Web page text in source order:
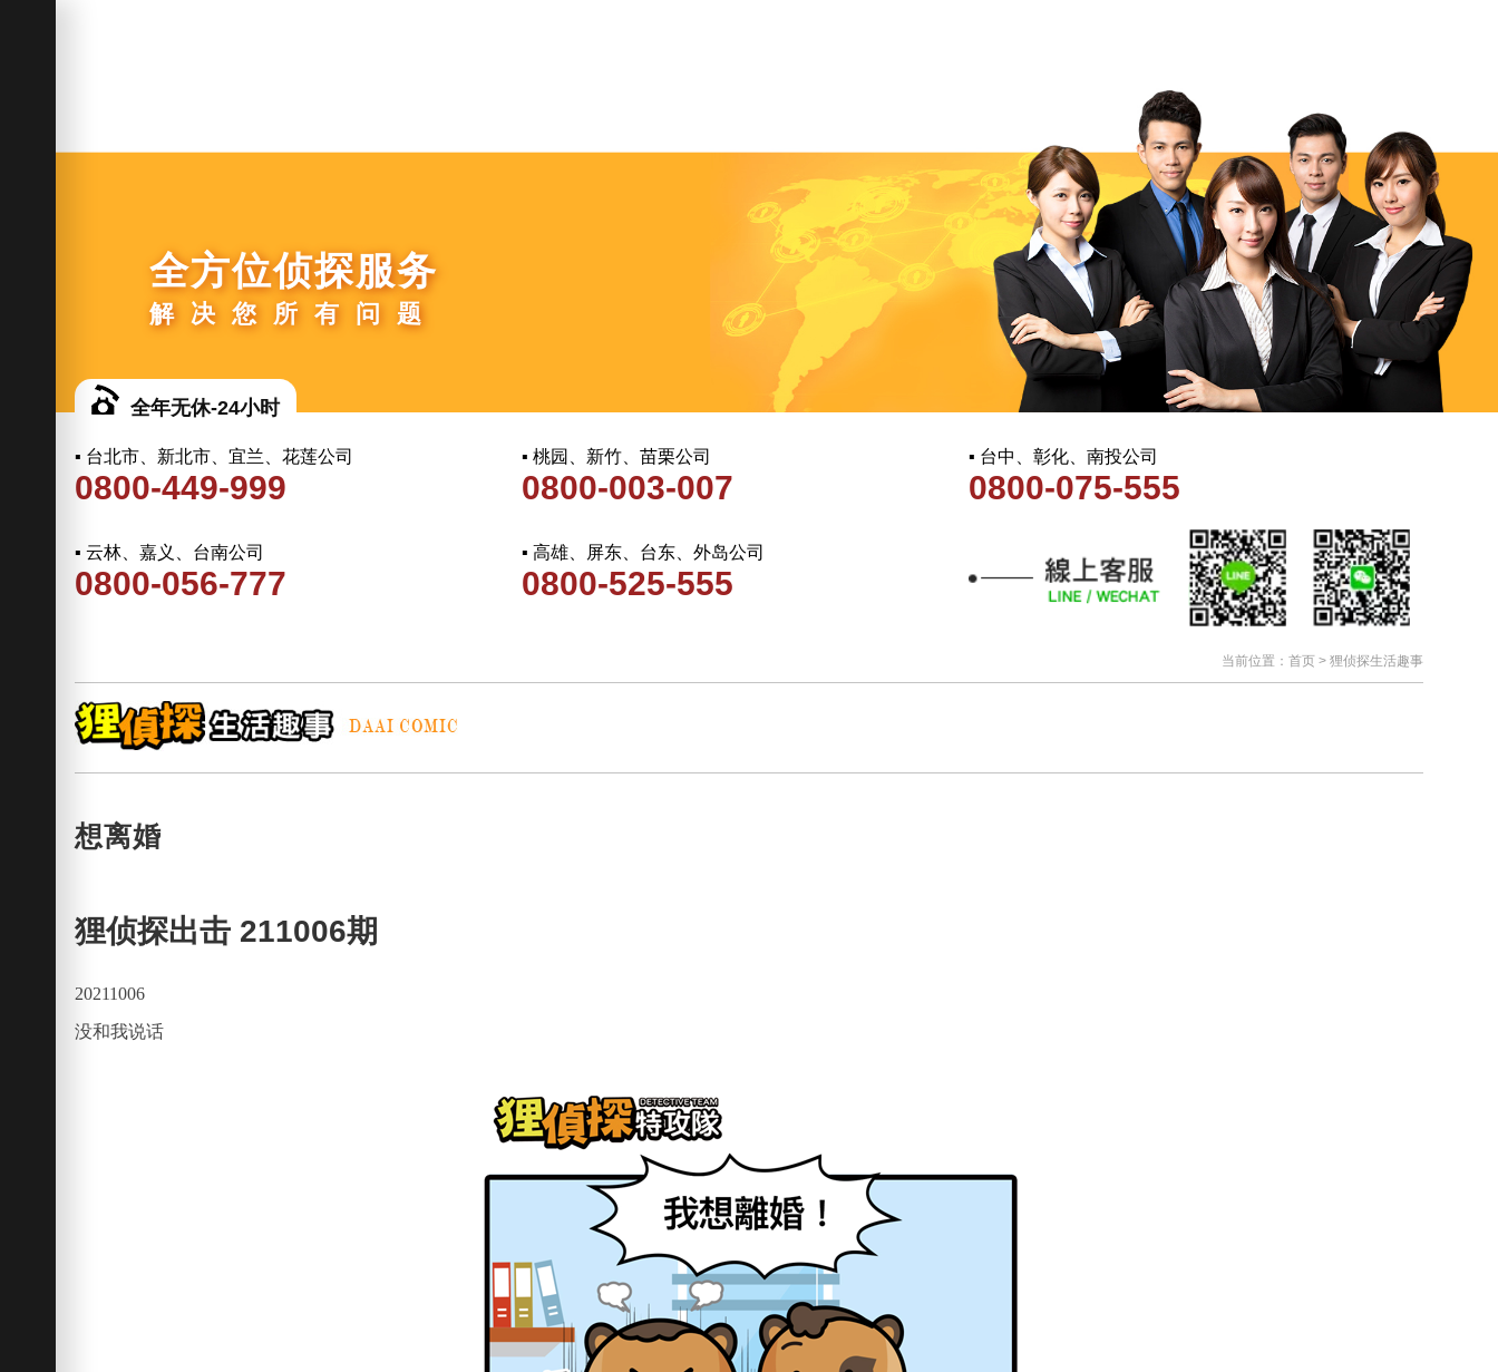
当前位置： 首页> 狸侦探生活趣事
全方位侦探服务
解决您所有问题
全年无休-24小时
▪ 台北市、新北市、宜兰、花莲公司
0800-449-999
▪ 桃园、新竹、苗栗公司
0800-003-007
▪ 台中、彰化、南投公司
0800-075-555
▪ 云林、嘉义、台南公司
0800-056-777
▪ 高雄、屏东、台东、外岛公司
0800-525-555
想离婚
狸侦探出击 211006期
20211006
没和我说话